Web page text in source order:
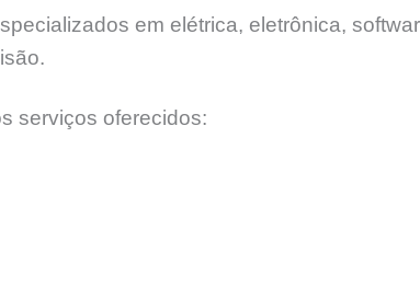
em elétrica, eletrônica,
serviços oferecidos: